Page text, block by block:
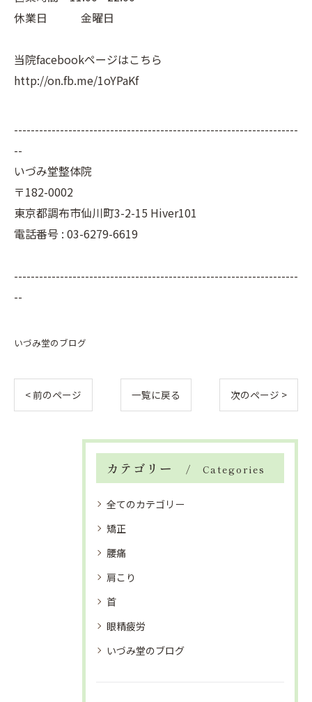
休業日 金曜日
当院facebookページはこちら
http://on.fb.me/1oYPaKf
--------------------------------------------------------------------
--
いづみ堂整体院
〒182-0002
東京都調布市仙川町3-2-15 Hiver101
電話番号 : 03-6279-6619
--------------------------------------------------------------------
--
いづみ堂のブログ
< 前のページ 一覧に戻る 次のページ >
カテゴリー Categories
全てのカテゴリー
矯正
腰痛
肩こり
首
眼精疲労
いづみ堂のブログ